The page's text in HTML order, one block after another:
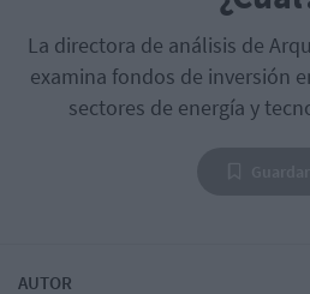
La directora de análisis de
examina fondos de inversión
sectores de energía y
AUTOR